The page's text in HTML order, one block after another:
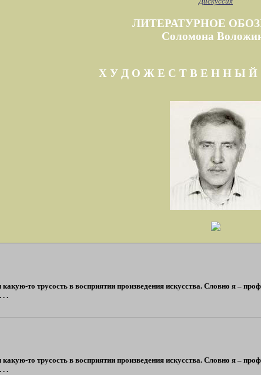
ЛИТЕРАТУРНОЕ
Соломона
Х У Д О Ж Е С Т В Е Н Н
какую-то трусость в восприятии произведения искусства. Словно я –
. .
какую-то трусость в восприятии произведения искусства. Словно я –
. .